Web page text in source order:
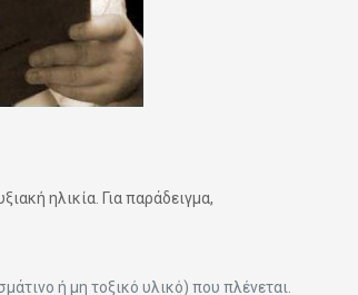
ηλικία. Για παράδειγμα,
ή μη τοξικό υλικό) που πλένεται.